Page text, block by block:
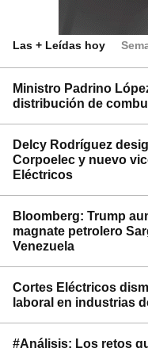
Las + Leídas hoy
Ministro Padrino
distribución de
Delcy Rodríguez
Corpoelec y nuevo
Eléctricos
Bloomberg: Trump
magnate petrolero
Venezuela
Cortes Eléctricos
laboral en industrias
#Análisis: Los retos